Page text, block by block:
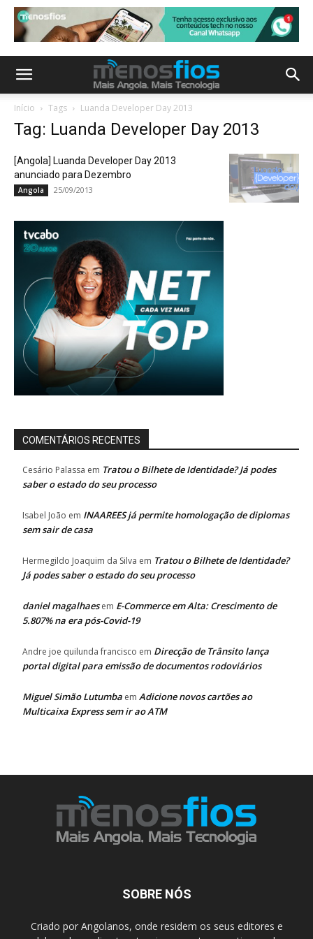
Início Tags Luanda Developer Day 2013
Tag: Luanda Developer Day 2013
[Angola] Luanda Developer Day 2013
anunciado para Dezembro
Angola 25/09/2013
COMENTÁRIOS RECENTES
Cesário Palassa em Tratou o Bilhete de Identidade? Já podes
saber o estado do seu processo
Isabel João em INAAREES já permite homologação de diplomas
sem sair de casa
Hermegildo Joaquim da Silva em Tratou o Bilhete de Identidade?
Já podes saber o estado do seu processo
daniel magalhaesem E-Commerce em Alta: Crescimento de
5.807% na era pós-Covid-19
Andre joe quilunda francisco em Direcção de Trânsito lança
portal digital para emissão de documentos rodoviários
Miguel Simão Lutumba em Adicione novos cartões ao
Multicaixa Express sem ir ao ATM
SOBRE NÓS
Criado por Angolanos, onde residem os seus editores e